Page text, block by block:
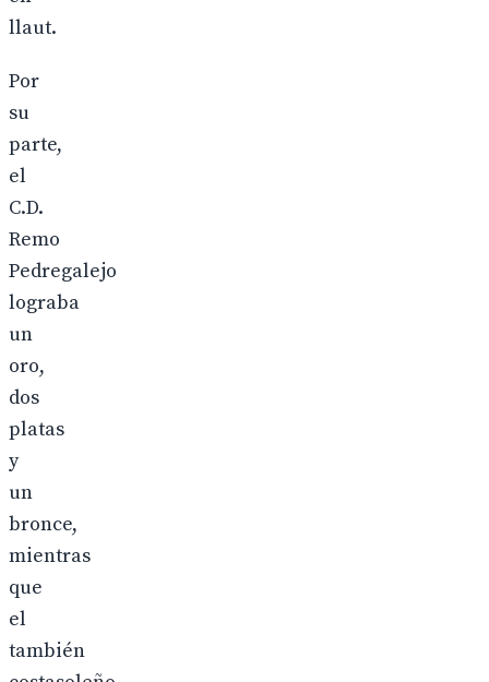
llaut.
Por
su
parte,
el
C.D.
Remo
Pedregalejo
lograba
un
oro,
dos
platas
y
un
bronce,
mientras
que
el
también